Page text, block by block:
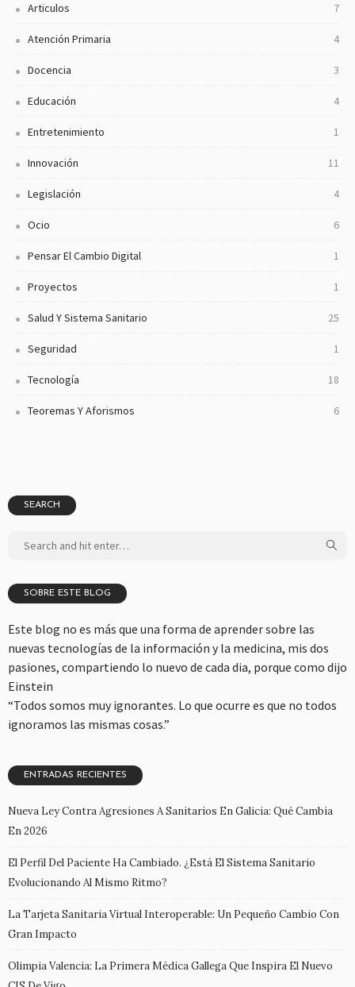
Articulos 7
Atención Primaria 4
Docencia 3
Educación 4
Entretenimiento 1
Innovación 11
Legislación 4
Ocio 6
Pensar El Cambio Digital 1
Proyectos 1
Salud Y Sistema Sanitario 25
Seguridad 1
Tecnología 18
Teoremas Y Aforismos 6
SEARCH
SOBRE ESTE BLOG
Este blog no es más que una forma de aprender sobre las
nuevas tecnologías de la información y la medicina, mis dos
pasiones, compartiendo lo nuevo de cada dia, porque como dijo
Einstein
“Todos somos muy ignorantes. Lo que ocurre es que no todos
ignoramos las mismas cosas.”
ENTRADAS RECIENTES
Nueva Ley Contra Agresiones A Sanitarios En Galicia: Qué Cambia
En 2026
El Perfil Del Paciente Ha Cambiado. ¿Está El Sistema Sanitario
Evolucionando Al Mismo Ritmo?
La Tarjeta Sanitaria Virtual Interoperable: Un Pequeño Cambio Con
Gran Impacto
Olimpia Valencia: La Primera Médica Gallega Que Inspira El Nuevo